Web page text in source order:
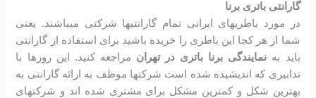
گارانتی باتری برنا
در مورد باطریهای ایرانی تمام گارانتیها شرکتی میباشند. یعنی
شما از هر کجا این باطری را خریده باشید برای استفاده از گارانتی
باید به نمایندگی برنا باتری در تهران مراجعه کنید. این روزها با
تدابیری که اندیشیده شده است شرکتها موظف به ارائه گارانتی به
بهترین شکل و کمترین مشکل برای مشتری شده اند و شرکتهای